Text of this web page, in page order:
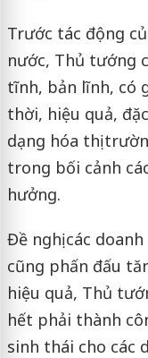
Trước tác động
nước, Thủ tướng
tĩnh, bản lĩnh, có
thời, hiệu quả,
dạng hóa thị
trong bối cảnh
hưởng.
Đề nghị các
cũng phấn đấu
hiệu quả, Thủ
hết phải thành
sinh thái cho các